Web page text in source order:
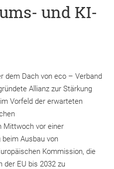
und KI-
dem Dach von eco – Verband
Allianz zur Stärkung
Vorfeld der erwarteten
Mittwoch vor einer
Ausbau von
Kommission, die
der EU bis 2032 zu